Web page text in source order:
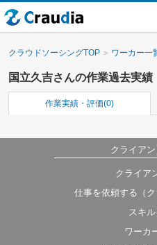
クラウドソーシングTOP ワーカー一
国立久吉さんの作業過去実績
作業実績・評価(0)
クライア
クライア
仕事を依頼する（ク
スキ
ワーカ